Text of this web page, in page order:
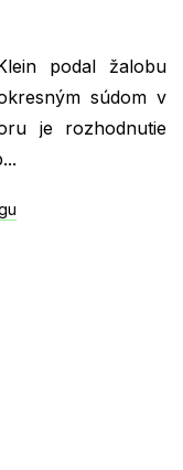
podal žalobu
súdom v
je rozhodnutie